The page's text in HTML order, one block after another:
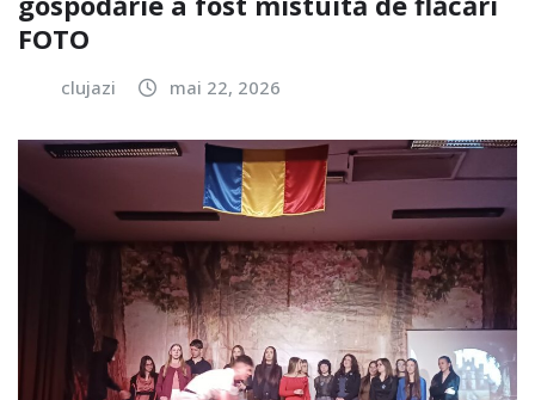
FOTO
clujazi mai 22, 2026